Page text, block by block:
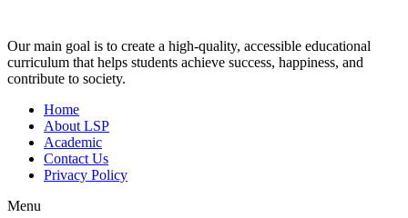
Our main goal is to create a high-quality, accessible educational
curriculum that helps students achieve success, happiness, and
contribute to society.
Home
About LSP
Academic
Contact Us
Privacy Policy
Menu